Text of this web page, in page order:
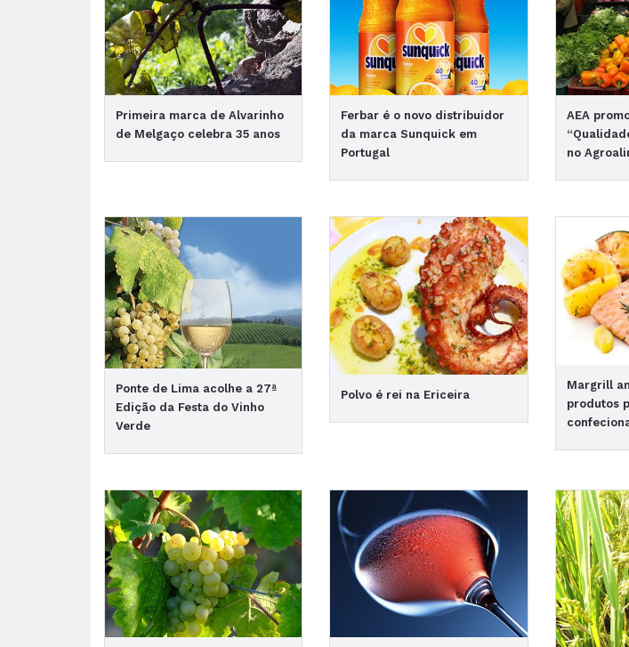
Primeira marca de Alvarinho
de Melgaço celebra 35 anos
Ferbar é o novo distribuidor
da marca Sunquick em
Portugal
AEA
no
Ponte de Lima acolhe a 27ª
Edição da Festa do Vinho
Verde
Polvo é rei na Ericeira
Margrill
produtos